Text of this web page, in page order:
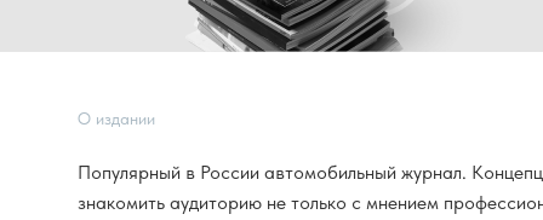
О издании
Популярный в России автомобильный журнал.
знакомить аудиторию не только с мнением